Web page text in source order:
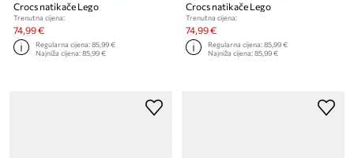
Crocs natikače Lego
Trenutna cijena:
74,99 €
Regularna cijena:85,99 €
Najniža cijena:85,99 €
Crocs natikače Lego
Trenutna cijena:
74,99 €
Regularna cijena:85,99 €
Najniža cijena:85,99 €